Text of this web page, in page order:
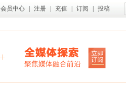
会员中心 注册 充值 订阅 投稿